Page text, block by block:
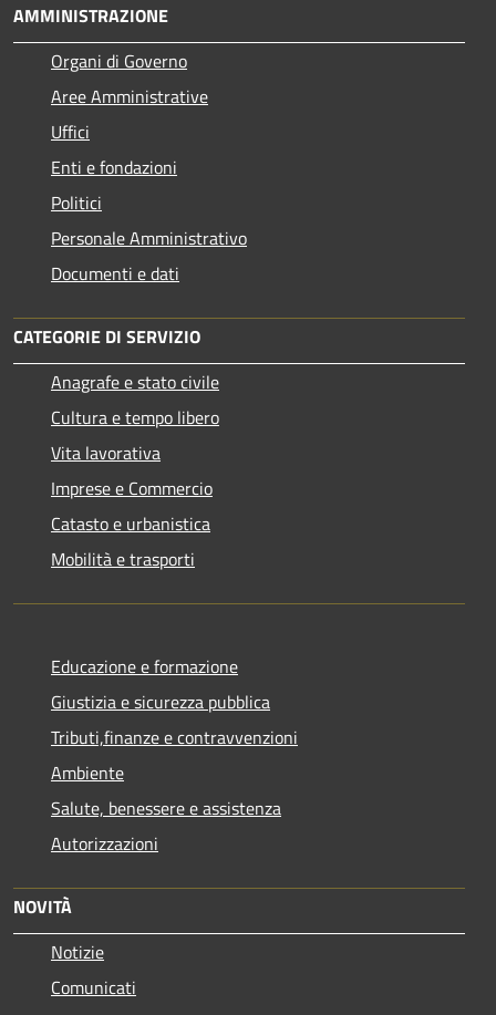
AMMINISTRAZIONE
Organi di Governo
Aree Amministrative
Uffici
Enti e fondazioni
Politici
Personale Amministrativo
Documenti e dati
CATEGORIE DI SERVIZIO
Anagrafe e stato civile
Cultura e tempo libero
Vita lavorativa
Imprese e Commercio
Catasto e urbanistica
Mobilità e trasporti
Educazione e formazione
Giustizia e sicurezza pubblica
Tributi,finanze e contravvenzioni
Ambiente
Salute, benessere e assistenza
Autorizzazioni
NOVITÀ
Notizie
Comunicati